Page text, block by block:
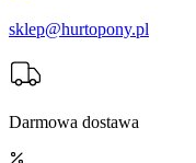
sklep@hurtopony.pl
Darmowa dostawa